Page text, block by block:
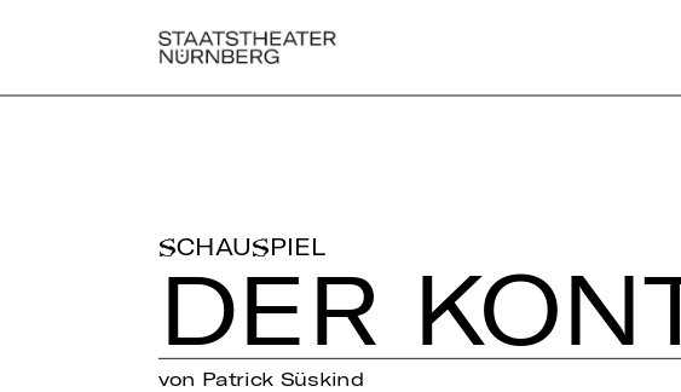
SCHAUSPIEL
DER
von Patrick Süskind